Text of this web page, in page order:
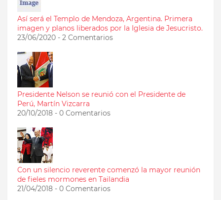
Así será el Templo de Mendoza, Argentina. Primera
imagen y planos liberados por la Iglesia de Jesucristo.
23/06/2020 - 2 Comentarios
Presidente Nelson se reunió con el Presidente de
Perú, Martín Vizcarra
20/10/2018 - 0 Comentarios
Con un silencio reverente comenzó la mayor reunión
de fieles mormones en Tailandia
21/04/2018 - 0 Comentarios